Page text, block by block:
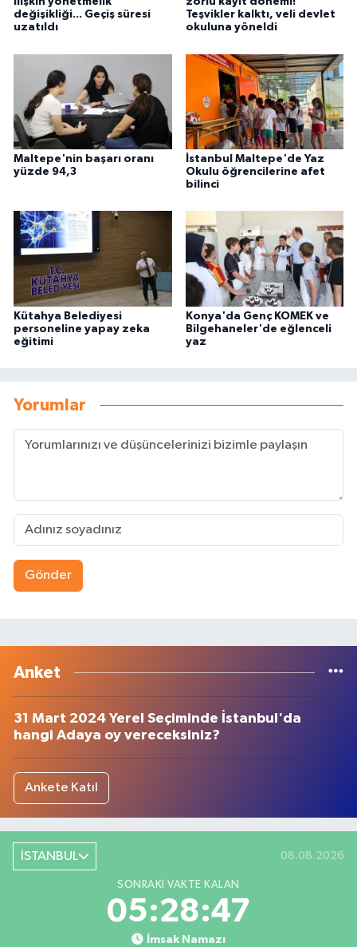
değişikliği... Geçiş süresi
uzatıldı
Teşvikler kalktı, veli devlet
okuluna yöneldi
Maltepe'nin başarı oranı
yüzde 94,3
İstanbul Maltepe'de Yaz
Okulu öğrencilerine afet
bilinci
Kütahya Belediyesi
personeline yapay zeka
eğitimi
Konya'da Genç KOMEK ve
Bilgehaneler'de eğlenceli
yaz
Yorumlar
Gönder
Anket
31 Mart 2024 Yerel Seçiminde İstanbul'da
hangi Adaya oy vereceksiniz?
Ankete Katıl
İSTANBUL 08.08.2026
SONRAKI VAKTE KALAN
05:28:47
İmsak Namazı